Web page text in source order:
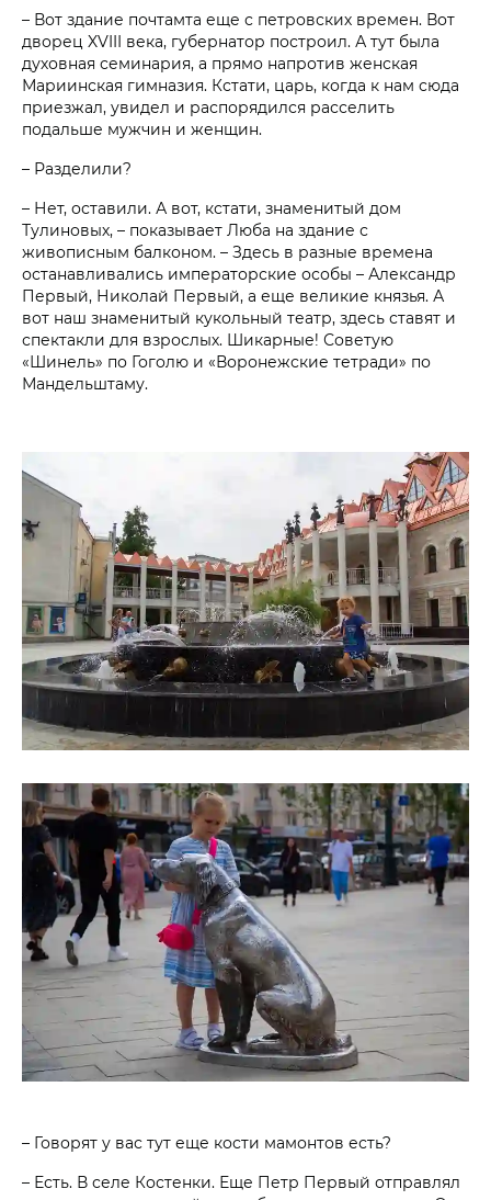
– Вот здание почтамта еще с петровских времен. Вот
дворец XVIII века, губернатор построил. А тут была
духовная семинария, а прямо напротив женская
Мариинская гимназия. Кстати, царь, когда к нам сюда
приезжал, увидел и распорядился расселить
подальше мужчин и женщин.
– Разделили?
– Нет, оставили. А вот, кстати, знаменитый дом
Тулиновых, – показывает Люба на здание с
живописным балконом. – Здесь в разные времена
останавливались императорские особы – Александр
Первый, Николай Первый, а еще великие князья. А
вот наш знаменитый кукольный театр, здесь ставят и
спектакли для взрослых. Шикарные! Советую
«Шинель» по Гоголю и «Воронежские тетради» по
Мандельштаму.
– Говорят у вас тут еще кости мамонтов есть?
– Есть. В селе Костенки. Еще Петр Первый отправлял